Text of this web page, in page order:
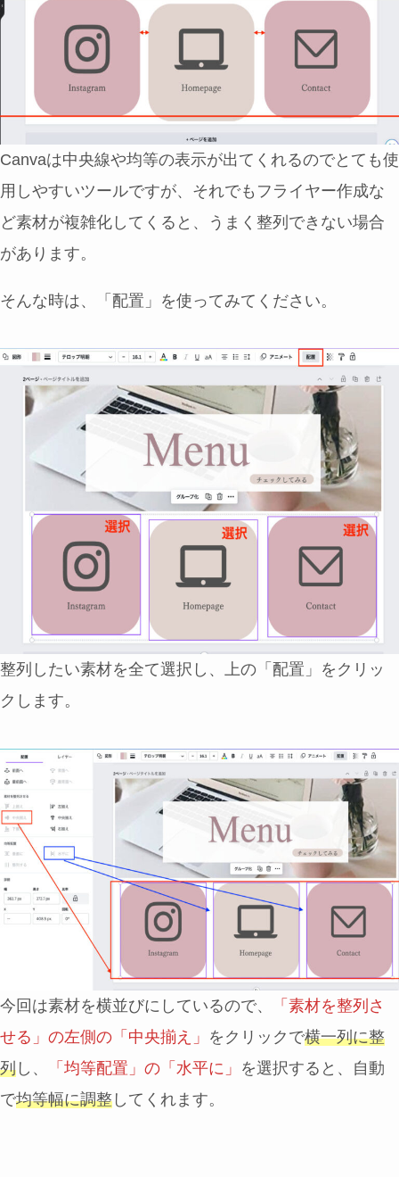
Canvaは中央線や均等の表示が出てくれるのでとても使
用しやすいツールですが、それでもフライヤー作成な
ど素材が複雑化してくると、うまく整列できない場合
があります。
そんな時は、「配置」を使ってみてください。
整列したい素材を全て選択し、上の「配置」をクリッ
クします。
今回は素材を横並びにしているので、
「素材を整列さ
せる」の左側の「中央揃え」 をクリックで横一列に整
列 し、 「均等配置」の「水平に」 を選択すると、自動
で均等幅に調整 してくれます。